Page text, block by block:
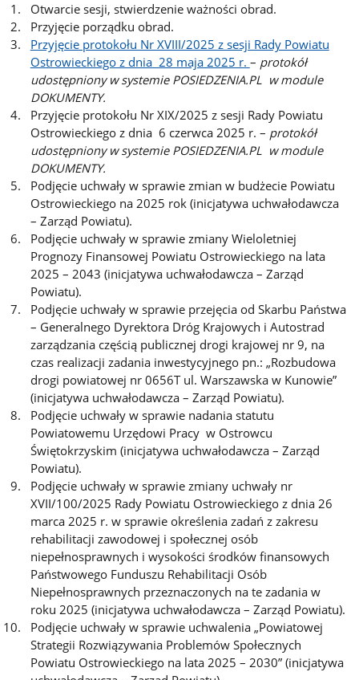
Otwarcie sesji, stwierdzenie ważności obrad.
Przyjęcie porządku obrad.
Przyjęcie protokołu Nr XVIII/2025 z sesji Rady Powiatu
Ostrowieckiego z dnia 28 maja 2025 r. – protokół
udostępniony w systemie POSIEDZENIA.PL w module
DOKUMENTY.
Przyjęcie protokołu Nr XIX/2025 z sesji Rady Powiatu
Ostrowieckiego z dnia 6 czerwca 2025 r. – protokół
udostępniony w systemie POSIEDZENIA.PL w module
DOKUMENTY.
Podjęcie uchwały w sprawie zmian w budżecie Powiatu
Ostrowieckiego na 2025 rok (inicjatywa uchwałodawcza
– Zarząd Powiatu).
Podjęcie uchwały w sprawie zmiany Wieloletniej
Prognozy Finansowej Powiatu Ostrowieckiego na lata
2025 – 2043 (inicjatywa uchwałodawcza – Zarząd
Powiatu).
Podjęcie uchwały w sprawie przejęcia od Skarbu Państwa
– Generalnego Dyrektora Dróg Krajowych i Autostrad
zarządzania częścią publicznej drogi krajowej nr 9, na
czas realizacji zadania inwestycyjnego pn.: „Rozbudowa
drogi powiatowej nr 0656T ul. Warszawska w Kunowie”
(inicjatywa uchwałodawcza – Zarząd Powiatu).
Podjęcie uchwały w sprawie nadania statutu
Powiatowemu Urzędowi Pracy w Ostrowcu
Świętokrzyskim (inicjatywa uchwałodawcza – Zarząd
Powiatu).
Podjęcie uchwały w sprawie zmiany uchwały nr
XVII/100/2025 Rady Powiatu Ostrowieckiego z dnia 26
marca 2025 r. w sprawie określenia zadań z zakresu
rehabilitacji zawodowej i społecznej osób
niepełnosprawnych i wysokości środków finansowych
Państwowego Funduszu Rehabilitacji Osób
Niepełnosprawnych przeznaczonych na te zadania w
roku 2025 (inicjatywa uchwałodawcza – Zarząd Powiatu).
Podjęcie uchwały w sprawie uchwalenia „Powiatowej
Strategii Rozwiązywania Problemów Społecznych
Powiatu Ostrowieckiego na lata 2025 – 2030” (inicjatywa